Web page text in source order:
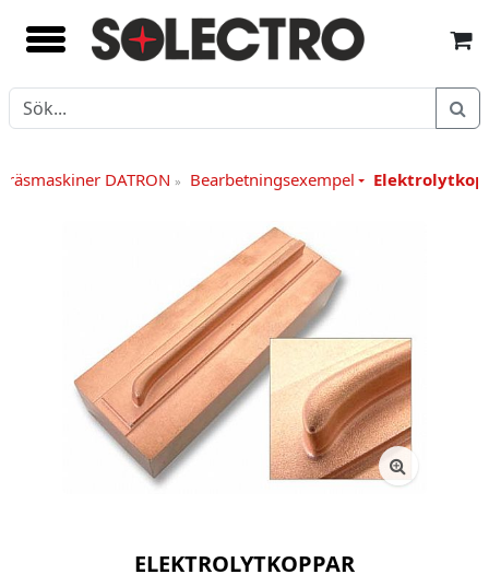
fräsmaskiner DATRON» Bearbetningsexempel
ELEKTROLYTKOPPAR